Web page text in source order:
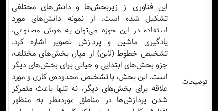
توضیحات
این فناوری از زیربخش‌ها و دانش‌های مختلفی
تشکیل شده است. از نمونه دانش‌های مورد
استفاده در این حوزه می‌توان به هوش مصنوعی،
یادگیری ماشین و پردازش تصویر اشاره کرد.
تشخیص خطوط (لاین) از میان بخش‌های مختلف،
جزو بخش‌های ابتدایی و حیاتی برای بخش‌های دیگر
است. این بخش، با تشخیص محدوده‌ی کاری و مورد
علاقه برای بخش‌های دیگر، نه تنها باعث متمرکز
شدن پردازش‌ها در مناطق موردنظر به منظور